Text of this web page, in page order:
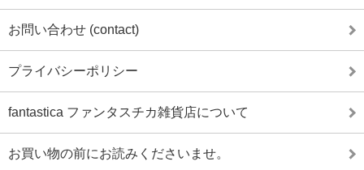
お問い合わせ (contact)
プライバシーポリシー
fantastica ファンタスチカ雑貨店について
お買い物の前にお読みくださいませ。